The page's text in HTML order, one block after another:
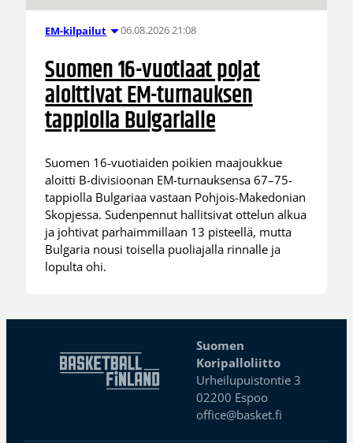
EM-kilpailut 06.08.2026 21:08
Suomen 16-vuotiaat pojat
aloittivat EM-turnauksen
tappiolla Bulgarialle
Suomen 16-vuotiaiden poikien maajoukkue
aloitti B-divisioonan EM-turnauksensa 67–75-
tappiolla Bulgariaa vastaan Pohjois-Makedonian
Skopjessa. Sudenpennut hallitsivat ottelun alkua
ja johtivat parhaimmillaan 13 pisteellä, mutta
Bulgaria nousi toisella puoliajalla rinnalle ja
lopulta ohi.
Suomen
Koripalloliitto
Urheilupuistontie 3
02200 Espoo
office@basket.fi